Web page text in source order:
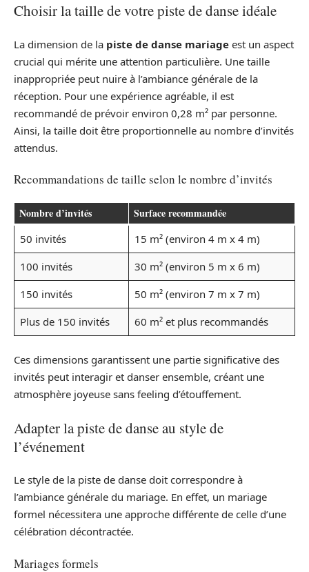
Choisir la taille de votre piste de danse idéale
La dimension de la piste de danse mariage est un aspect
crucial qui mérite une attention particulière. Une taille
inappropriée peut nuire à l’ambiance générale de la
réception. Pour une expérience agréable, il est
recommandé de prévoir environ 0,28 m² par personne.
Ainsi, la taille doit être proportionnelle au nombre d’invités
attendus.
Recommandations de taille selon le nombre d’invités
Nombre d’invités Surface recommandée
50 invités
15 m² (environ 4 m x 4 m)
100 invités
30 m² (environ 5 m x 6 m)
150 invités
50 m² (environ 7 m x 7 m)
Plus de 150 invités
60 m² et plus recommandés
Ces dimensions garantissent une partie significative des
invités peut interagir et danser ensemble, créant une
atmosphère joyeuse sans feeling d’étouffement.
Adapter la piste de danse au style de
l’événement
Le style de la piste de danse doit correspondre à
l’ambiance générale du mariage. En effet, un mariage
formel nécessitera une approche différente de celle d’une
célébration décontractée.
Mariages formels